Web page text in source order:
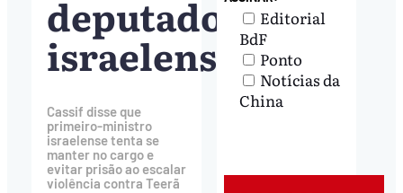
deputado
israelense
Cassif disse que
primeiro-ministro
israelense tenta se
manter no cargo e
evitar prisão ao escalar
violência contra Teerã
Editorial
BdF
Ponto
Notícias da
China